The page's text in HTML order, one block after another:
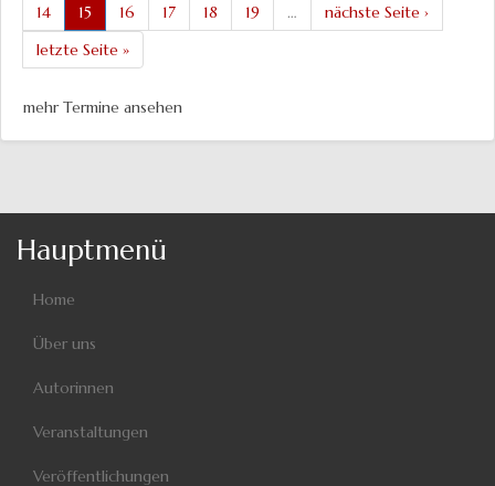
14
15 16 17 18 19 …
nächste Seite ›
letzte Seite »
mehr Termine ansehen
Hauptmenü
Home
Über uns
Autorinnen
Veranstaltungen
Veröffentlichungen